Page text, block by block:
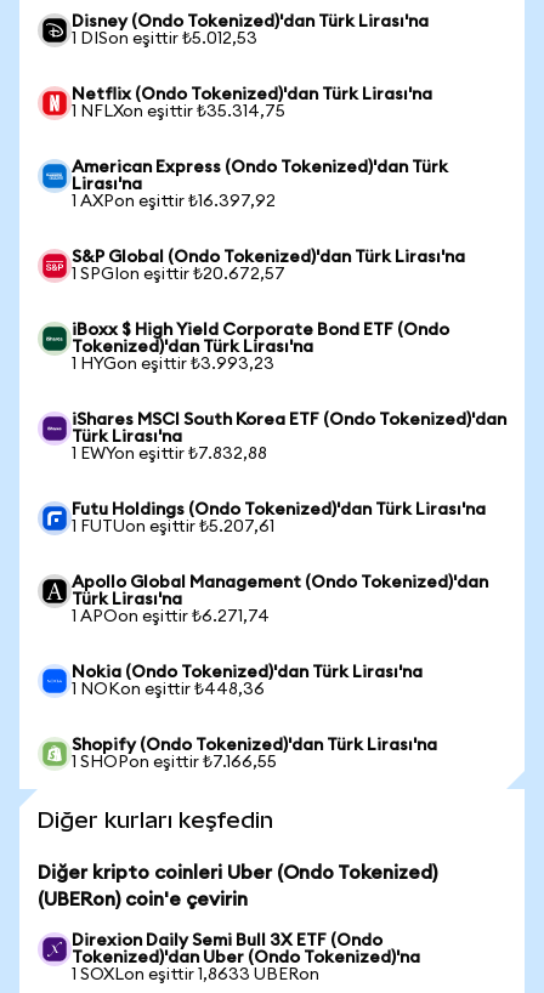
Disney (Ondo Tokenized)'dan Türk Lirası'na
1 DISon eşittir ₺5.012,53
Netflix (Ondo Tokenized)'dan Türk Lirası'na
1 NFLXon eşittir ₺35.314,75
American Express (Ondo Tokenized)'dan Türk
Lirası'na
1 AXPon eşittir ₺16.397,92
S&P Global (Ondo Tokenized)'dan Türk Lirası'na
1 SPGIon eşittir ₺20.672,57
iBoxx $ High Yield Corporate Bond ETF (Ondo
Tokenized)'dan Türk Lirası'na
1 HYGon eşittir ₺3.993,23
iShares MSCI South Korea ETF (Ondo Tokenized)'dan
Türk Lirası'na
1 EWYon eşittir ₺7.832,88
Futu Holdings (Ondo Tokenized)'dan Türk Lirası'na
1 FUTUon eşittir ₺5.207,61
Apollo Global Management (Ondo Tokenized)'dan
Türk Lirası'na
1 APOon eşittir ₺6.271,74
Nokia (Ondo Tokenized)'dan Türk Lirası'na
1 NOKon eşittir ₺448,36
Shopify (Ondo Tokenized)'dan Türk Lirası'na
1 SHOPon eşittir ₺7.166,55
Diğer kurları keşfedin
Diğer kripto coinleri Uber (Ondo Tokenized)
(UBERon) coin'e çevirin
Direxion Daily Semi Bull 3X ETF (Ondo
Tokenized)'dan Uber (Ondo Tokenized)'na
1 SOXLon eşittir 1,8633 UBERon